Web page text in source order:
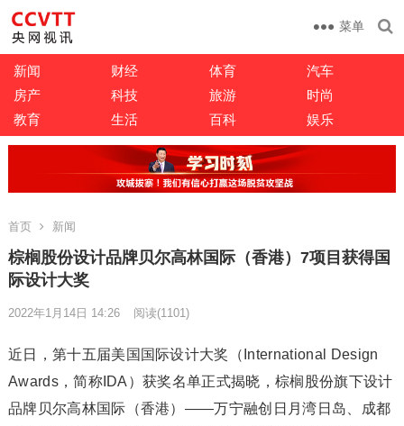
菜单
新闻 财经 体育
汽车
房产
科技 旅游
时尚
教育
生活 百科 娱乐
首页 新闻
棕榈股份设计品牌贝尔高林国际（香港）7项目获得国
际设计大奖
2022年1月14日 14:26 阅读(1101)
近日，第十五届美国国际设计大奖（International Design
Awards，简称IDA）获奖名单正式揭晓，棕榈股份旗下设计
品牌贝尔高林国际（香港）——万宁融创日月湾日岛、成都